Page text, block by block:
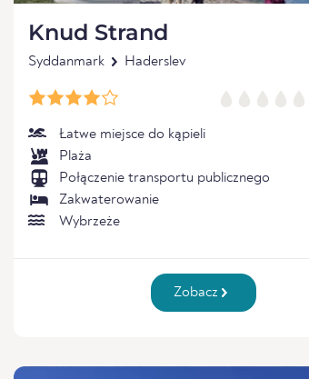
Knud Strand
Syddanmark Haderslev
Łatwe miejsce do kąpieli
Plaża
Połączenie transportu publicznego
Zakwaterowanie
Wybrzeże
Zobacz